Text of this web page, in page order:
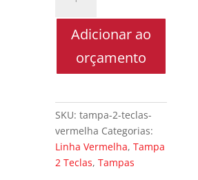
Teclas
Vermelhas
Adicionar ao
orçamento
SKU: tampa-2-teclas-
vermelha Categorias:
Linha Vermelha, Tampa
2 Teclas, Tampas